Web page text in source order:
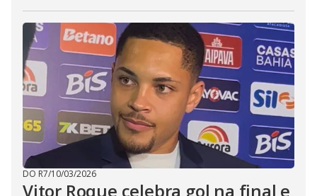
DO R7/10/03/2026
Vitor Roque celebra gol na final e